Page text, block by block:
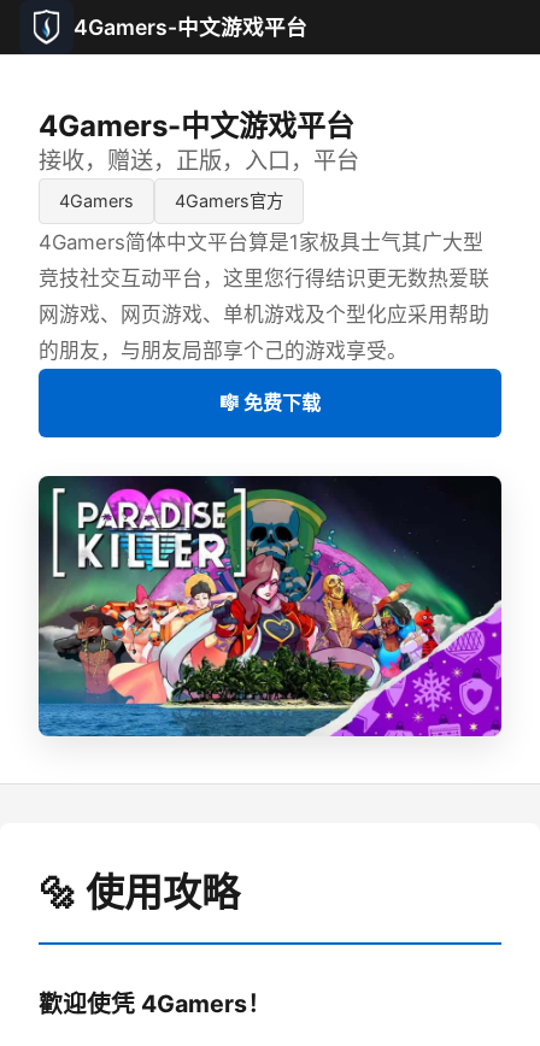
4Gamers-中文游戏平台
4Gamers-中文游戏平台
接收，赠送，正版，入口，平台
4Gamers 4Gamers官方
4Gamers简体中文平台算是1家极具士气其广大型
竞技社交互动平台，这里您行得结识更无数热爱联
网游戏、网页游戏、单机游戏及个型化应采用帮助
的朋友，与朋友局部享个己的游戏享受。
🎼 免费下载
🔩 使用攻略
歡迎使凭 4Gamers！